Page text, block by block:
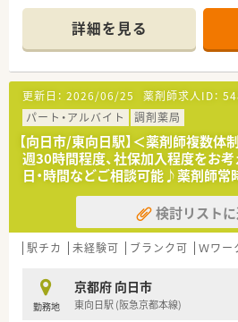
詳細を見る
更新日： 2026/06/25 薬剤師求人ID：
パート・アルバイト
調剤薬局
【向日市/東向日駅】＜薬剤師複数
週30時間程度、社保加入程度をお
日・時間などご相談可能♪薬剤師常
検討リスト
駅チカ 未経験可 ブランク可 Ｗワー
勤務地
京都府 向日市
東向日駅 (阪急京都本線)